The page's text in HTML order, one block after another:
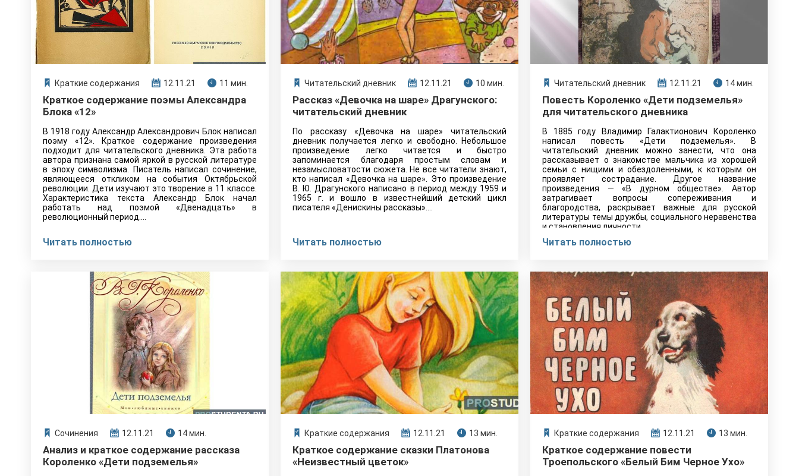
Краткие содержания 12.11.21 11 мин.
Краткое содержание поэмы Александра
Блока «12»
В 1918 году Александр Александрович Блок написал
поэму «12». Краткое содержание произведения
подходит для читательского дневника. Эта работа
автора признана самой яркой в русской литературе
в эпоху символизма. Писатель написал сочинение,
являющееся откликом на события Октябрьской
революции. Дети изучают это творение в 11 классе.
Характеристика текста Александр Блок начал
работать над поэмой «Двенадцать» в
революционный период.…
Читать полностью
Читательский дневник 12.11.21 10 мин.
Рассказ «Девочка на шаре» Драгунского:
читательский дневник
По рассказу «Девочка на шаре» читательский
дневник получается легко и свободно. Небольшое
произведение легко читается и быстро
запоминается благодаря простым словам и
незамысловатости сюжета. Не все читатели знают,
кто написал «Девочка на шаре». Это произведение
В. Ю. Драгунского написано в период между 1959 и
1965 г. и вошло в известнейший детский цикл
писателя «Денискины рассказы».…
Читать полностью
Читательский дневник 12.11.21 14 мин.
Повесть Короленко «Дети подземелья»
для читательского дневника
В 1885 году Владимир Галактионович Короленко
написал повесть «Дети подземелья». В
читательский дневник можно занести, что она
рассказывает о знакомстве мальчика из хорошей
семьи с нищими и обездоленными, к которым он
проявляет сострадание. Другое название
произведения — «В дурном обществе». Автор
затрагивает вопросы сопереживания и
благородства, раскрывает важные для русской
литературы темы дружбы, социального неравенства
и становления личности.
Читать полностью
Сочинения 12.11.21 14 мин.
Анализ и краткое содержание рассказа
Короленко «Дети подземелья»
Краткие содержания 12.11.21 13 мин.
Краткое содержание сказки Платонова
«Неизвестный цветок»
Краткие содержания 12.11.21 13 мин.
Краткое содержание повести
Троепольского «Белый Бим Черное Ухо»